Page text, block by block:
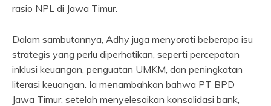
rasio NPL di Jawa Timur.
Dalam sambutannya, Adhy juga menyoroti beberapa isu
strategis yang perlu diperhatikan, seperti percepatan
inklusi keuangan, penguatan UMKM, dan peningkatan
literasi keuangan. Ia menambahkan bahwa PT BPD
Jawa Timur, setelah menyelesaikan konsolidasi bank,